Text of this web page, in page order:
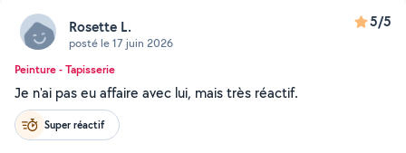
Rosette L.
posté le 17 juin 2026
5/5
Peinture - Tapisserie
Je n'ai pas eu affaire avec lui, mais très réactif.
Super réactif